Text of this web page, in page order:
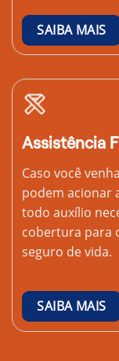
SAIBA MAIS
Assistência
Caso você
podem acionar
todo auxílio
cobertura para
seguro de vida.
SAIBA MAIS